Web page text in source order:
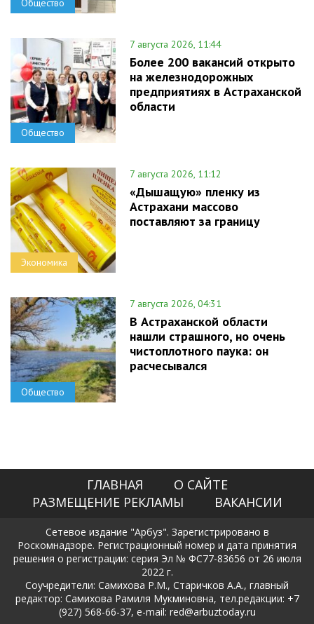
Общество
7 августа 2026, 11:44
Более 200 вакансий открыто
на железнодорожных
предприятиях в Астраханской
области
Экономика
7 августа 2026, 11:12
«Дышащую» пленку из
Астрахани массово
поставляют за границу
Общество
7 августа 2026, 04:31
В Астраханской области
нашли страшного, но очень
чистоплотного паука: он
расчесывался
ГЛАВНАЯ
О САЙТЕ
РАЗМЕЩЕНИЕ РЕКЛАМЫ
ВАКАНСИИ
Сетевое издание "Арбуз". Зарегистрировано в
Роскомнадзоре. Регистрационный номер и дата принятия
решения о регистрации: серия Эл № ФС77-83656 от 26 июля
2022 г.
Соучредители: Самихова Р.М., Старичков А.А., главный
редактор: Самихова Рамиля Мукминовна, тел.редакции: +7
(927) 568-66-37, e-mail: red@arbuztoday.ru